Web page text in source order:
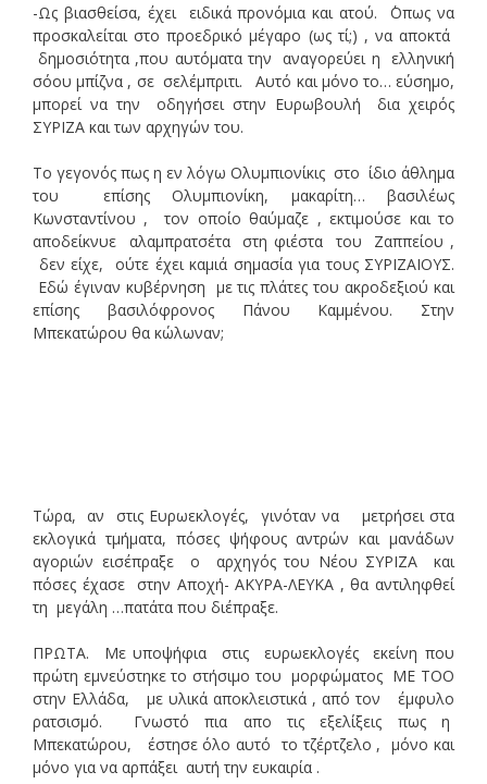
-Ως βιασθείσα, έχει ειδικά προνόμια και ατού. ΄Οπως να
προσκαλείται στο προεδρικό μέγαρο (ως τί;) , να αποκτά
δημοσιότητα ,που αυτόματα την αναγορεύει η ελληνική
σόου μπίζνα , σε σελέμπριτι. Αυτό και μόνο το… εύσημο,
μπορεί να την οδηγήσει στην Ευρωβουλή δια χειρός
ΣΥΡΙΖΑ και των αρχηγών του.
Το γεγονός πως η εν λόγω Ολυμπιονίκις στο ίδιο άθλημα
του επίσης Ολυμπιονίκη, μακαρίτη… βασιλέως
Κωνσταντίνου , τον οποίο θαύμαζε , εκτιμούσε και το
αποδείκνυε αλαμπρατσέτα στη φιέστα του Ζαππείου ,
δεν είχε, ούτε έχει καμιά σημασία για τους ΣΥΡΙΖΑΙΟΥΣ.
Εδώ έγιναν κυβέρνηση με τις πλάτες του ακροδεξιού και
επίσης βασιλόφρονος Πάνου Καμμένου. Στην
Μπεκατώρου θα κώλωναν;
Τώρα, αν στις Ευρωεκλογές, γινόταν να μετρήσει στα
εκλογικά τμήματα, πόσες ψήφους αντρών και μανάδων
αγοριών εισέπραξε ο αρχηγός του Νέου ΣΥΡΙΖΑ και
πόσες έχασε στην Αποχή- ΑΚΥΡΑ-ΛΕΥΚΑ , θα αντιληφθεί
τη μεγάλη …πατάτα που διέπραξε.
ΠΡΩΤΑ. Με υποψήφια στις ευρωεκλογές εκείνη που
πρώτη εμνεύστηκε το στήσιμο του μορφώματος ΜΕ ΤΟΟ
στην Ελλάδα, με υλικά αποκλειστικά , από τον έμφυλο
ρατσισμό. Γνωστό πια απο τις εξελίξεις πως η
Μπεκατώρου, έστησε όλο αυτό το τζέρτζελο , μόνο και
μόνο για να αρπάξει αυτή την ευκαιρία .